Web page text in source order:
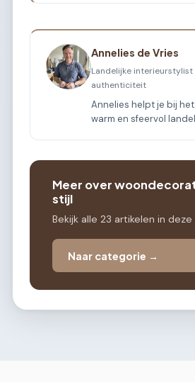
Annelies de Vries
Landelijke
authenticiteit
Annelies helpt je bij
warm en sfeervol
Meer over
stijl
Bekijk alle 23 artikelen in
Naar categorie →